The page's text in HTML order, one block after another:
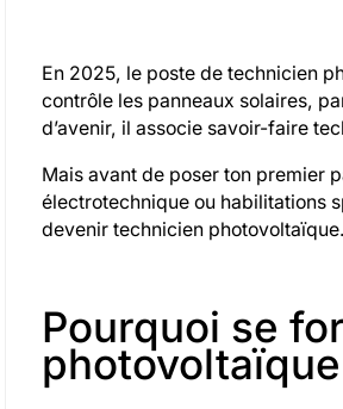
En 2025, le poste de technicien
contrôle les panneaux solaires,
d’avenir, il associe savoir-faire
Mais avant de poser ton premier
électrotechnique ou habilitations
devenir technicien photovoltaïque.
Pourquoi se